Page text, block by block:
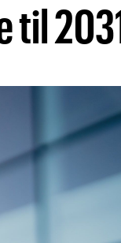
til 2031